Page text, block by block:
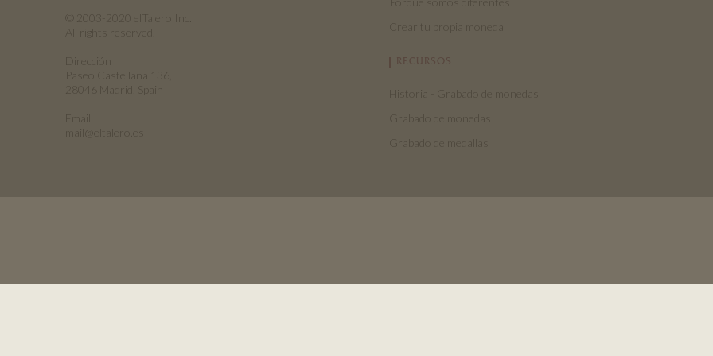
© 2003-2020 elTalero Inc.
All rights reserved.
Paseo Castellana 136,
28046 Madrid, Spain
mail@eltalero.es
Crear tu propia moneda
RECURSOS
Historia - Grabado de monedas